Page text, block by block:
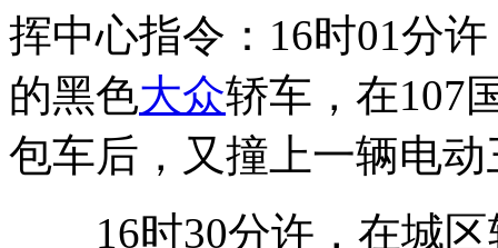
挥中心指令：16时01分
的黑色大众轿车，在107
包车后，又撞上一辆电
16时30分许，在城区